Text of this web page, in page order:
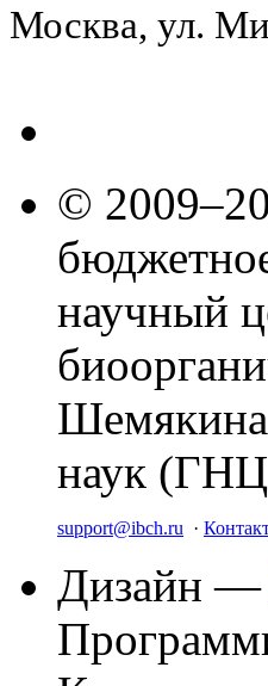
Москва, ул.
©
научный
наук
support@ibch.ru ·
Дизайн —